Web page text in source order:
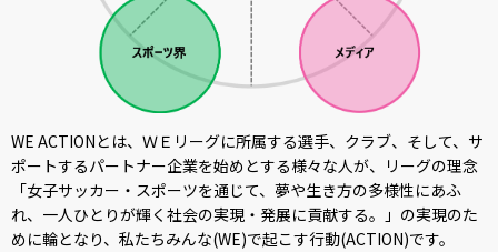
WE ACTIONとは、ＷＥリーグに所属する選手、クラブ、そして、サ
ポートするパートナー企業を始めとする様々な人が、リーグの理念
「女子サッカー・スポーツを通じて、夢や生き方の多様性にあふ
れ、一人ひとりが輝く社会の実現・発展に貢献する。」の実現のた
めに輪となり、私たちみんな(WE)で起こす行動(ACTION)です。